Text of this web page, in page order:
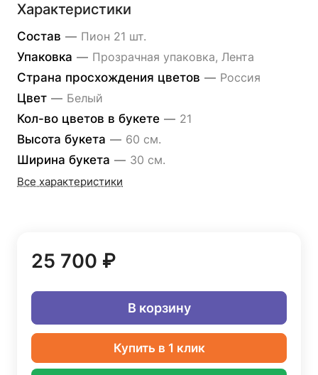
Характеристики
Состав — Пион 21 шт.
Упаковка — Прозрачная упаковка, Лента
Страна просхождения цветов — Россия
Цвет — Белый
Кол-во цветов в букете — 21
Высота букета — 60 см.
Ширина букета — 30 см.
Все характеристики
25 700 ₽
В корзину
Купить в 1 клик